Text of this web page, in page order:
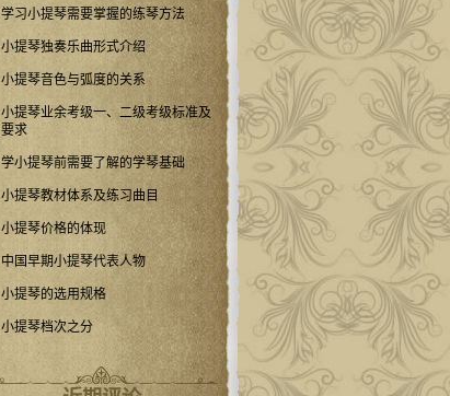
学习小提琴需要掌握的练琴方法
小提琴独奏乐曲形式介绍
小提琴音色与弧度的关系
小提琴业余考级一、二级考级标准及
要求
学小提琴前需要了解的学琴基础
小提琴教材体系及练习曲目
小提琴价格的体现
中国早期小提琴代表人物
小提琴的选用规格
小提琴档次之分